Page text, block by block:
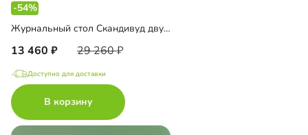
-54%
Журнальный стол Скандивуд двусторонний
13 460 29 260
Доступно для доставки
В корзину